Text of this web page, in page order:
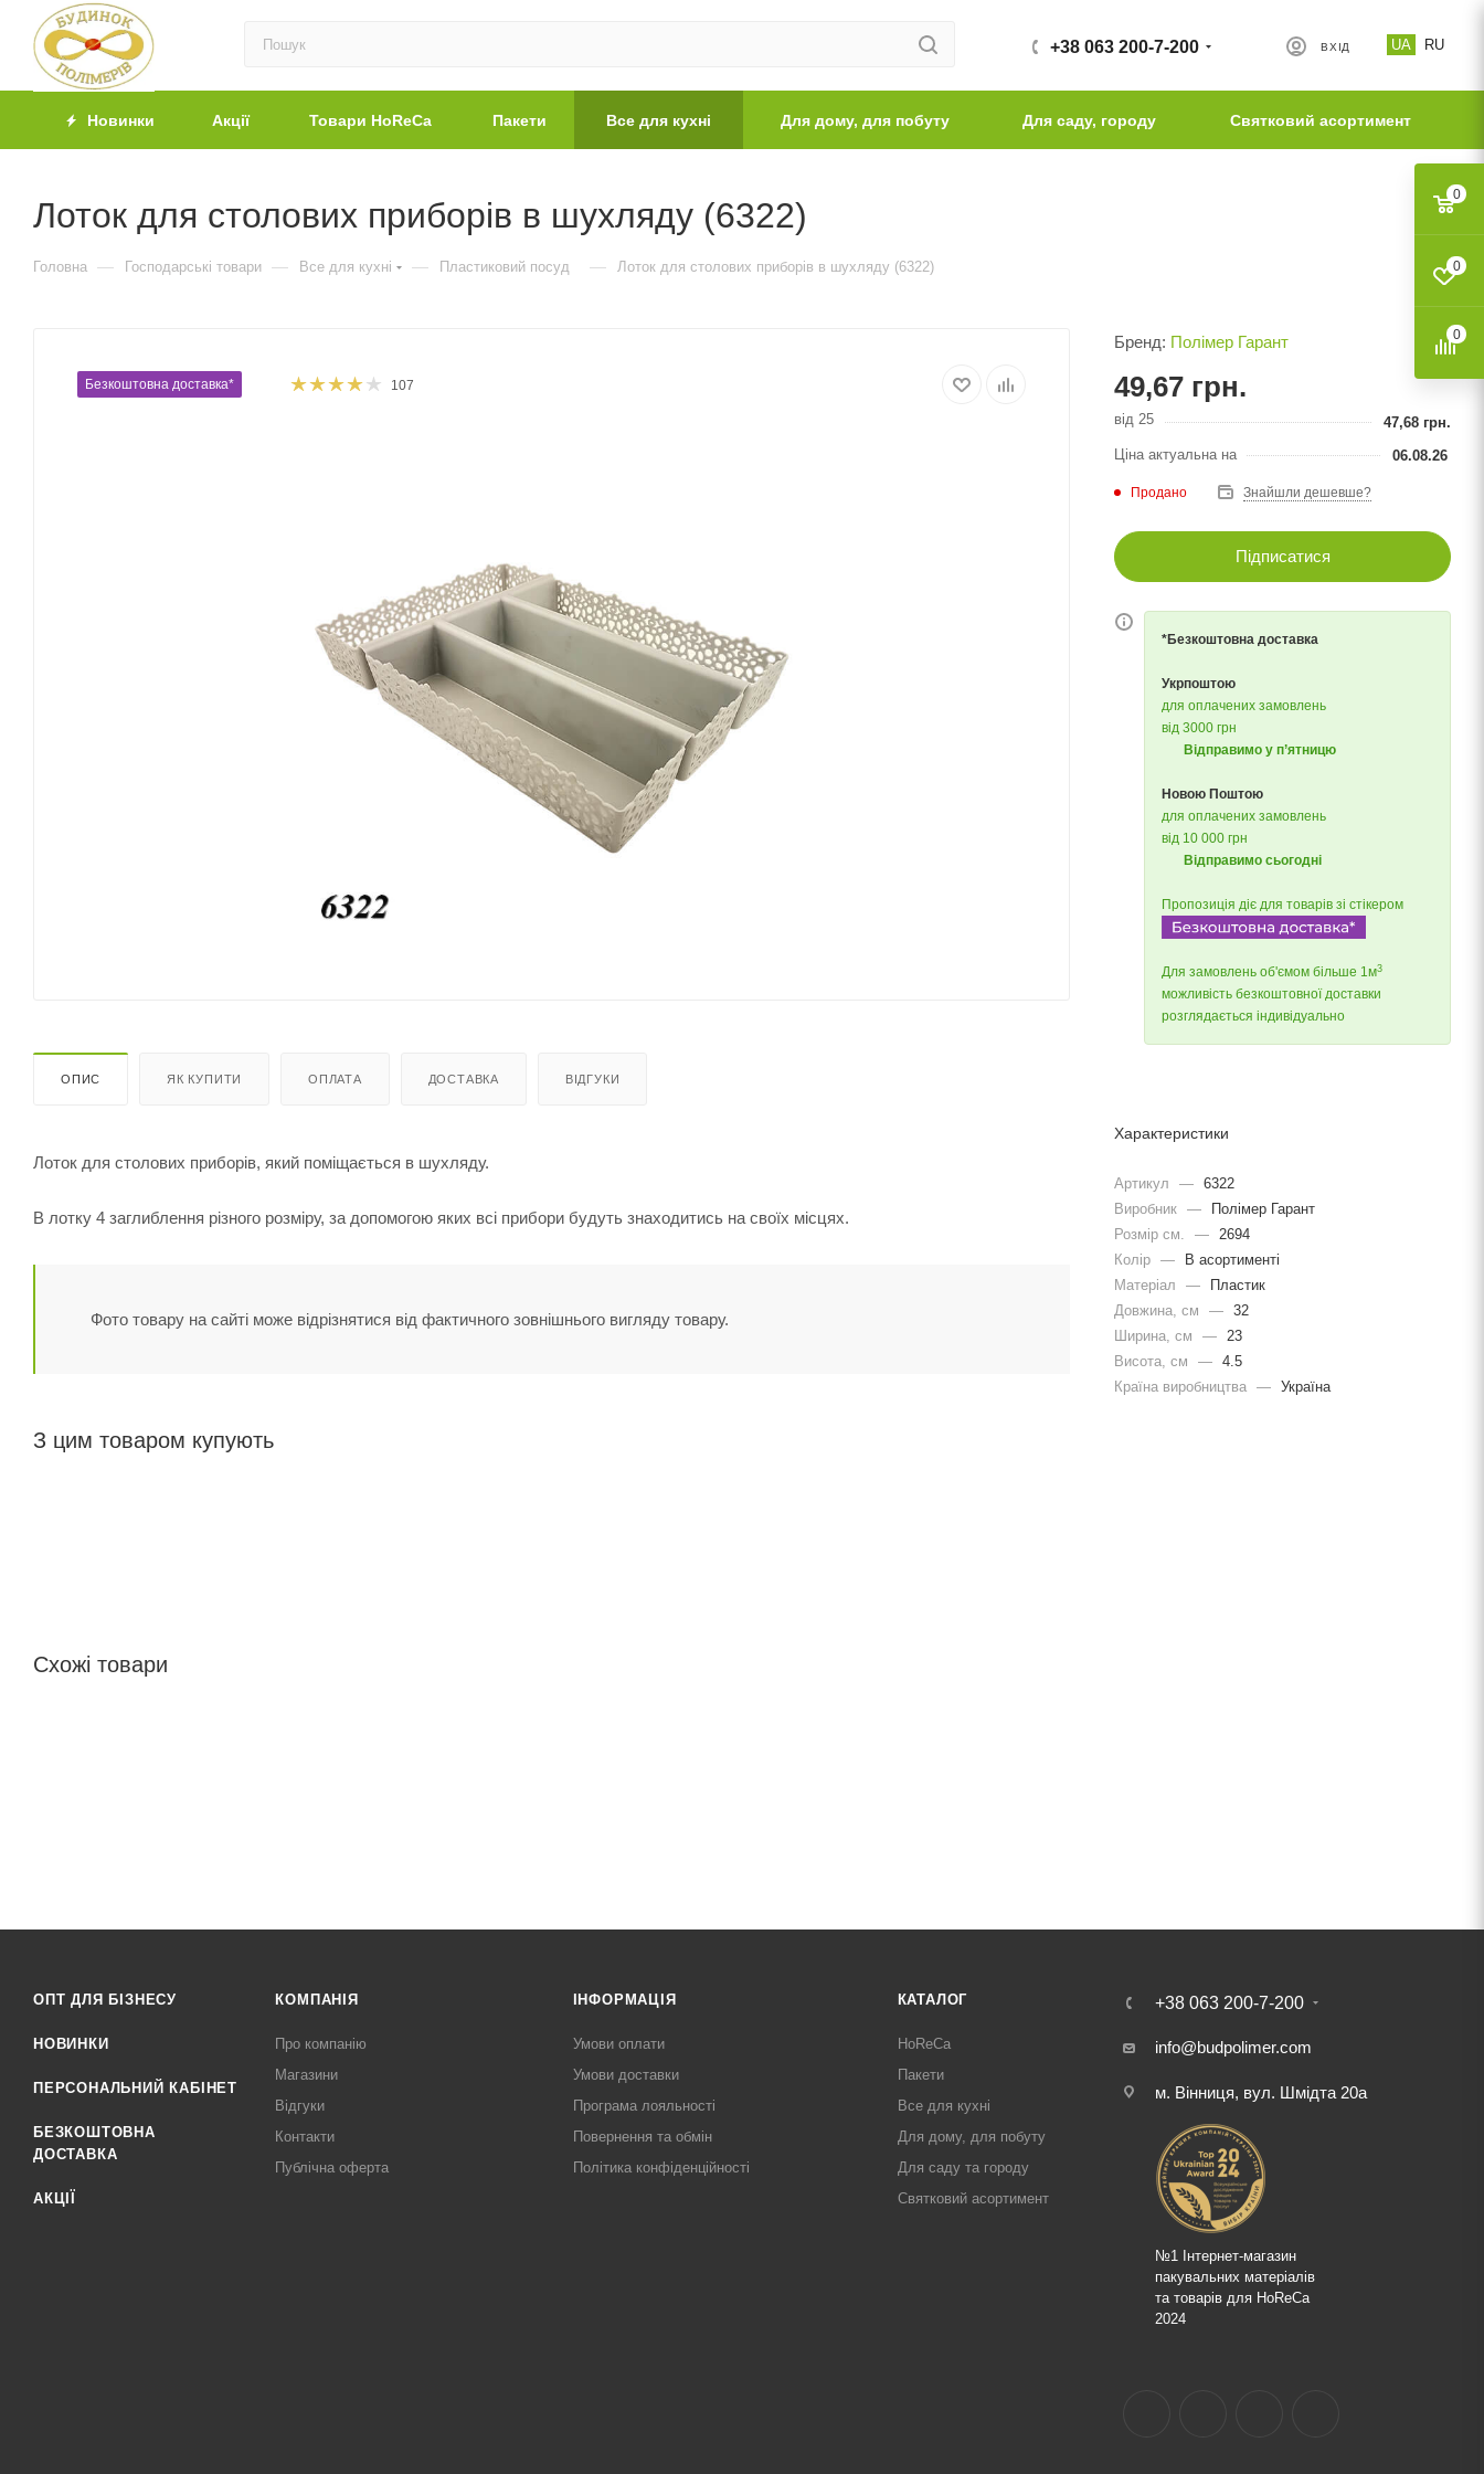
UA RU
ВХІД
+38 063 200-7-200
Новинки Акції Товари HoReCa Пакети Все для кухні Для дому, для побуту Для саду, городу Святковий асортимент
Лоток для столових приборів в шухляду (6322)
Головна — Господарські товари — Все для кухні — Пластиковий посуд — Лоток для столових приборів в шухляду (6322)
Безкоштовна доставка* 107
ОПИС ЯК КУПИТИ ОПЛАТА ДОСТАВКА ВІДГУКИ
Лоток для столових приборів, який поміщається в шухляду.
В лотку 4 заглиблення різного розміру, за допомогою яких всі прибори будуть знаходитись на своїх місцях.
Фото товару на сайті може відрізнятися від фактичного зовнішнього вигляду товару.
З цим товаром купують
Схожі товари
Бренд: Полімер Гарант
49,67 грн.
від 25 47,68 грн.
Ціна актуальна на
06.08.26
Продано Знайшли дешевше?
Підписатися
*Безкоштовна доставка
Укрпоштою
для оплачених замовлень
від 3000 грн
Відправимо у п’ятницю
Новою Поштою
для оплачених замовлень
від 10 000 грн
Відправимо сьогодні
Пропозиція діє для товарів зі стікером
Для замовлень об'ємом більше 1м3
можливість безкоштовної доставки
розглядається індивідуально
Характеристики
Артикул — 6322
Виробник —
Полімер Гарант
Розмір см.
—
2694
Колір —
В асортименті
Матеріал
—
Пластик
Довжина, cм
— 32
Ширина, cм
—
23
Висота, см
— 4.5
Країна виробництва — Україна
ОПТ ДЛЯ БІЗНЕСУ
НОВИНКИ
ПЕРСОНАЛЬНИЙ КАБІНЕТ
БЕЗКОШТОВНА
ДОСТАВКА
АКЦІЇ
КОМПАНІЯ
Про компанію
Магазини
Відгуки
Контакти
Публічна оферта
ІНФОРМАЦІЯ
Умови оплати
Умови доставки
Програма лояльності
Повернення та обмін
Політика конфіденційності
КАТАЛОГ
HoReCa
Пакети
Все для кухні
Для дому, для побуту
Для саду та городу
Святковий асортимент
+38 063 200-7-200
info@budpolimer.com
м. Вінниця, вул. Шмідта 20а
№1 Інтернет-магазин
пакувальних матеріалів
та товарів для HoReCa
2024
0
0
0